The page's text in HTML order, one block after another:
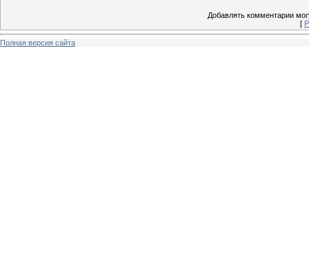
Добавлять комментарии
[
Полная версия сайта